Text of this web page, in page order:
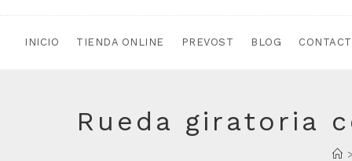
INICIO TIENDA ONLINE PREVOST BLOG
Rueda giratoria
>